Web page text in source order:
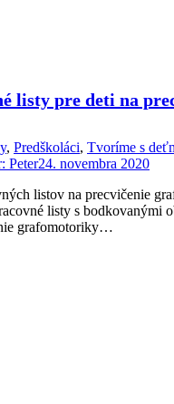
listy pre deti na
, Predškoláci, Tvoríme s
Peter24. novembra 2020
listov na precvičenie
listy s bodkovanými
grafomotoriky…